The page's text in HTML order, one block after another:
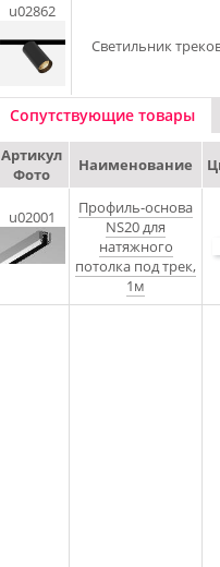
u02862
Светильник
Сопутствующие товары
Артикул
Фото
Наименование
u02001
Профиль-основа
NS20 для
натяжного
потолка под трек,
1м